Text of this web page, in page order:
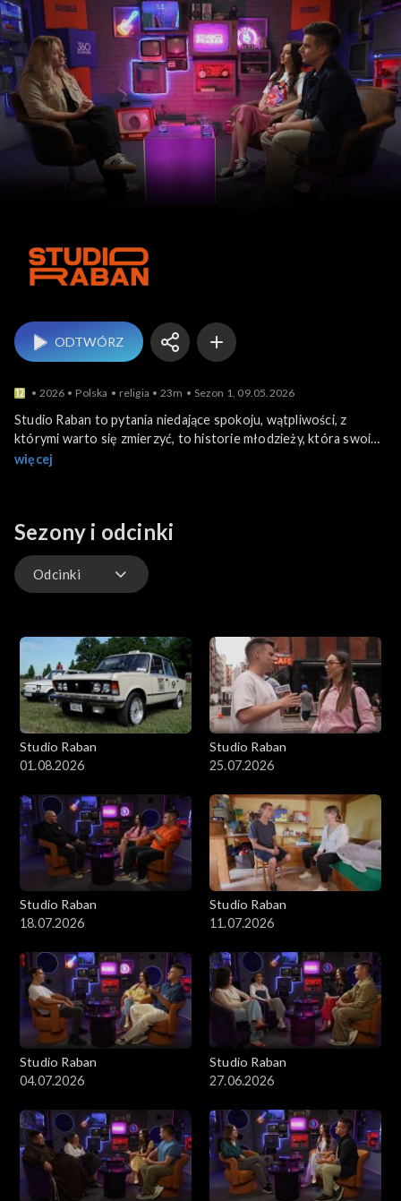
Studio Raban
ODTWÓRZ
2026 Polska religia 23m Sezon 1, 09.05.2026
Studio Raban to pytania niedające spokoju, wątpliwości, z
którymi warto się zmierzyć, to historie młodzieży, która swoim
życiem i działaniem inspiruje innych. Z niektórymi bohaterami
programie zagoszczą bohaterowie z Polski, jak i z zagranicy.
więcej
Sezony i odcinki
Odcinki
Studio Raban
01.08.2026
Studio Raban
25.07.2026
Studio Raban
18.07.2026
Studio Raban
11.07.2026
Studio Raban
04.07.2026
Studio Raban
27.06.2026